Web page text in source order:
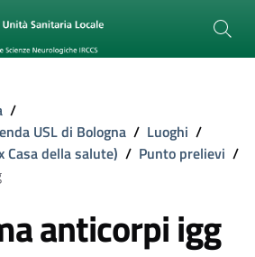
/
USL di Bologna / Luoghi /
Casa della salute) / Punto prelievi /
anticorpi igg